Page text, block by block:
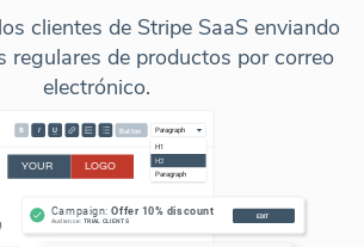
clientes de Stripe SaaS enviando
regulares de productos por correo
electrónico.